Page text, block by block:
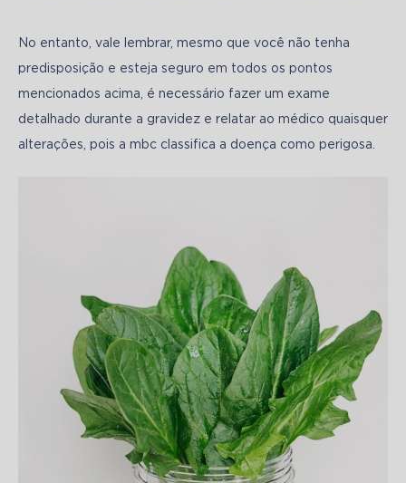
No entanto, vale lembrar, mesmo que você não tenha
predisposição e esteja seguro em todos os pontos
mencionados acima, é necessário fazer um exame
detalhado durante a gravidez e relatar ao médico quaisquer
alterações, pois a mbc classifica a doença como perigosa.